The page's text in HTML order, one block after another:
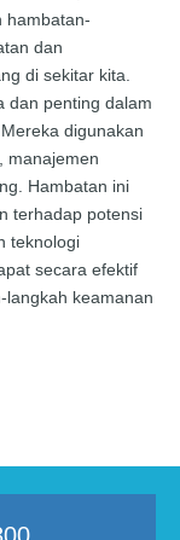
hambatan-
dan
di sekitar kita.
dan penting dalam
digunakan
manajemen
Hambatan ini
terhadap potensi
teknologi
secara efektif
langkah keamanan